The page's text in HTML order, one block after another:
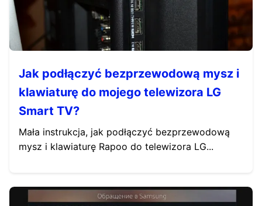
Jak podłączyć bezprzewodową mysz i
klawiaturę do mojego telewizora LG
Smart TV?
Mała instrukcja, jak podłączyć bezprzewodową
mysz i klawiaturę Rapoo do telewizora LG...